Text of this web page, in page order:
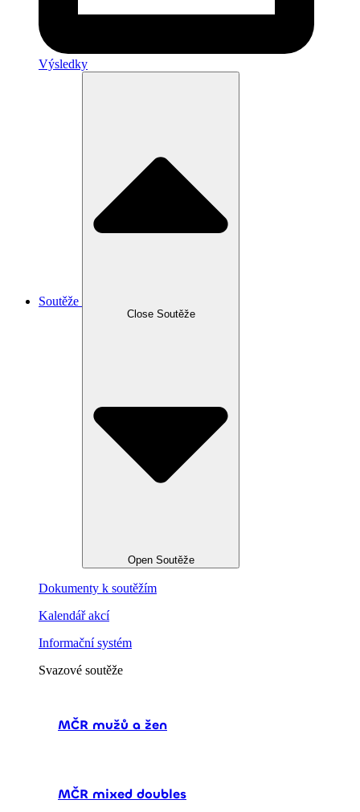
Výsledky
Soutěže
Close Soutěže
Open Soutěže
Dokumenty k soutěžím
Kalendář akcí
Informační systém
Svazové soutěže
MČR mužů a žen
MČR mixed doubles